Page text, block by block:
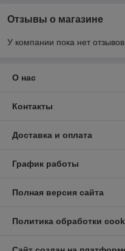
Отзывы о магазине
У компании пока нет
О нас
Контакты
Доставка и оплата
График работы
Полная версия сайта
Политика обработки